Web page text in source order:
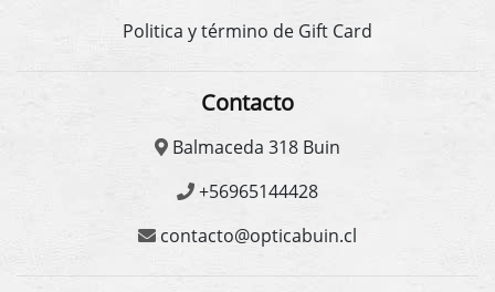
Politica y término de Gift Card
Contacto
Balmaceda 318 Buin
+56965144428
contacto@opticabuin.cl